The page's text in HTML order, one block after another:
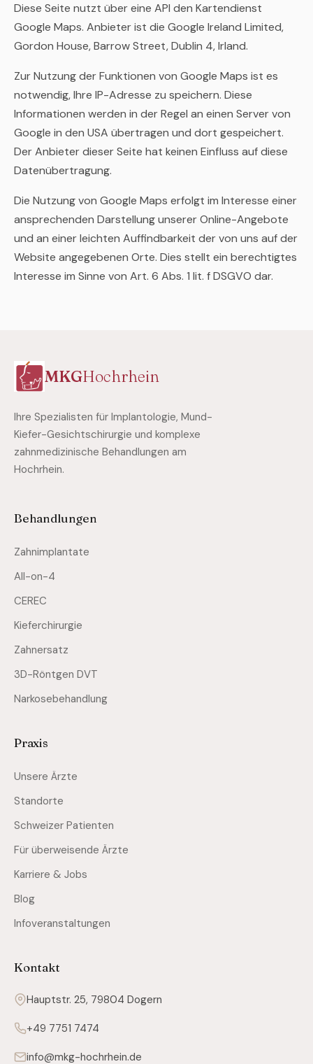
Diese Seite nutzt über eine API den Kartendienst
Google Maps. Anbieter ist die Google Ireland Limited,
Gordon House, Barrow Street, Dublin 4, Irland.
Zur Nutzung der Funktionen von Google Maps ist es
notwendig, Ihre IP-Adresse zu speichern. Diese
Informationen werden in der Regel an einen Server von
Google in den USA übertragen und dort gespeichert.
Der Anbieter dieser Seite hat keinen Einfluss auf diese
Datenübertragung.
Die Nutzung von Google Maps erfolgt im Interesse einer
ansprechenden Darstellung unserer Online-Angebote
und an einer leichten Auffindbarkeit der von uns auf der
Website angegebenen Orte. Dies stellt ein berechtigtes
Interesse im Sinne von Art. 6 Abs. 1 lit. f DSGVO dar.
MKGHochrhein
Ihre Spezialisten für Implantologie, Mund-
Kiefer-Gesichtschirurgie und komplexe
zahnmedizinische Behandlungen am
Hochrhein.
Behandlungen
Zahnimplantate
All-on-4
CEREC
Kieferchirurgie
Zahnersatz
3D-Röntgen DVT
Narkosebehandlung
Praxis
Unsere Ärzte
Standorte
Schweizer Patienten
Für überweisende Ärzte
Karriere & Jobs
Blog
Infoveranstaltungen
Kontakt
Hauptstr. 25, 79804 Dogern
+49 7751 7474
info@mkg-hochrhein.de